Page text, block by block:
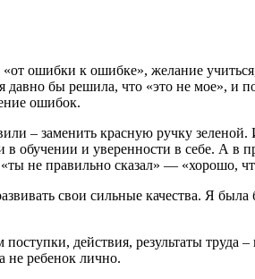
«от ошибки к ошибке», желание
давно бы решила, что «это не мое»,
ошибок.
– заменить красную ручку
обучении и уверенности в себе. А в
не правильно сказал» — «хорошо,
свои сильные качества. Я
действия, результаты труда
не ребенок лично.